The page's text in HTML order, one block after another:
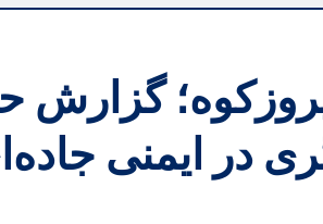
گزارش
در ایمنی